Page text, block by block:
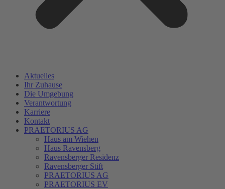
Aktuelles
Ihr Zuhause
Die Umgebung
Verantwortung
Karriere
Kontakt
PRAETORIUS AG
Haus am Wiehen
Haus Ravensberg
Ravensberger Residenz
Ravensberger Stift
PRAETORIUS AG
PRAETORIUS EV